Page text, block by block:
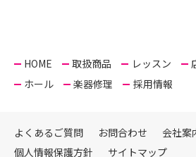
HOME 取扱商品 レッスン
ホール
楽器修理 採用情報
よくあるご質問 お問合わせ
会社案
個人情報保護方針
サイトマップ